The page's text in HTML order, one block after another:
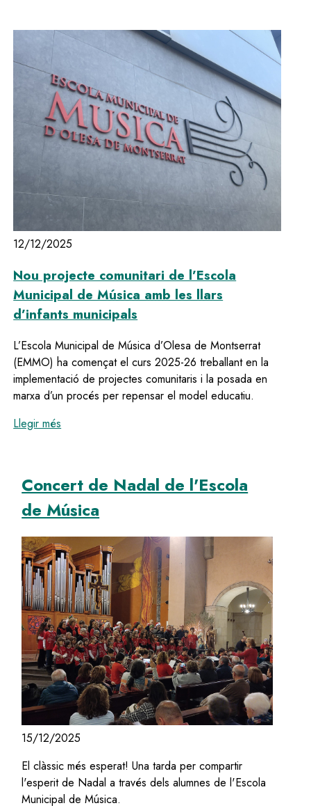
12/12/2025
Nou projecte comunitari de l’Escola
Municipal de Música amb les llars
d’infants municipals
L’Escola Municipal de Música d’Olesa de Montserrat
(EMMO) ha començat el curs 2025-26 treballant en la
implementació de projectes comunitaris i la posada en
marxa d’un procés per repensar el model educatiu.
Llegir més
Concert de Nadal de l'Escola
de Música
Image
15/12/2025
El clàssic més esperat! Una tarda per compartir
l'esperit de Nadal a través dels alumnes de l'Escola
Municipal de Música.